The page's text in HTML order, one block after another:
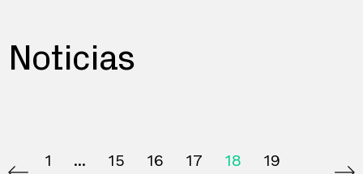
Noticias
1 15 16 17 18
19